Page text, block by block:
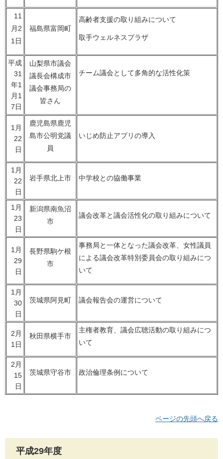
11
月2
1日
福島県富岡町
高齢者支援の取り組みについて
取手ウェルネスプラザ
平成
31
年1
月1
7日
山梨県市議会
議長会構成市
議会事務局の
皆さん
チーム議会として多角的な活性化策
1月
22
日
鹿児島県鹿児
島市公明党議
員
いじめ防止アプリの導入
1月
22
日
岩手県北上市 中学校との協働事業
1月
23
日
新潟県南魚沼
市
議会改革と議会活性化の取り組みについて
1月
29
日
長野県駒ケ根
市
事務局と一体となった議会改革、女性議員
による議会改革特別委員会の取り組みにつ
いて
1月
30
日
茨城県阿見町 議会報告会の運営について
2月
1日
秋田県横手市
主権者教育、議会広聴活動の取り組みにつ
いて
2月
15
日
茨城県守谷市 政治倫理条例について
ページの先頭へ戻る
平成29年度